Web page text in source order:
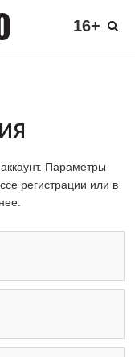
16+
Параметры
регистрации или в